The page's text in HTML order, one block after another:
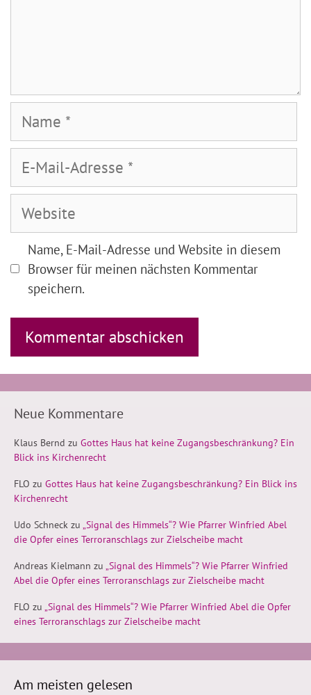
Mail-
Adresse
Name, E-Mail-Adresse und Website in diesem
Browser für meinen nächsten Kommentar
speichern.
Neue Kommentare
Klaus Bernd zu Gottes Haus hat keine Zugangsbeschränkung? Ein
Blick ins Kirchenrecht
FLO zu Gottes Haus hat keine Zugangsbeschränkung? Ein Blick ins
Kirchenrecht
Udo Schneck zu „Signal des Himmels“? Wie Pfarrer Winfried Abel
die Opfer eines Terroranschlags zur Zielscheibe macht
Andreas Kielmann zu „Signal des Himmels“? Wie Pfarrer Winfried
Abel die Opfer eines Terroranschlags zur Zielscheibe macht
FLO zu „Signal des Himmels“? Wie Pfarrer Winfried Abel die Opfer
eines Terroranschlags zur Zielscheibe macht
Am meisten gelesen